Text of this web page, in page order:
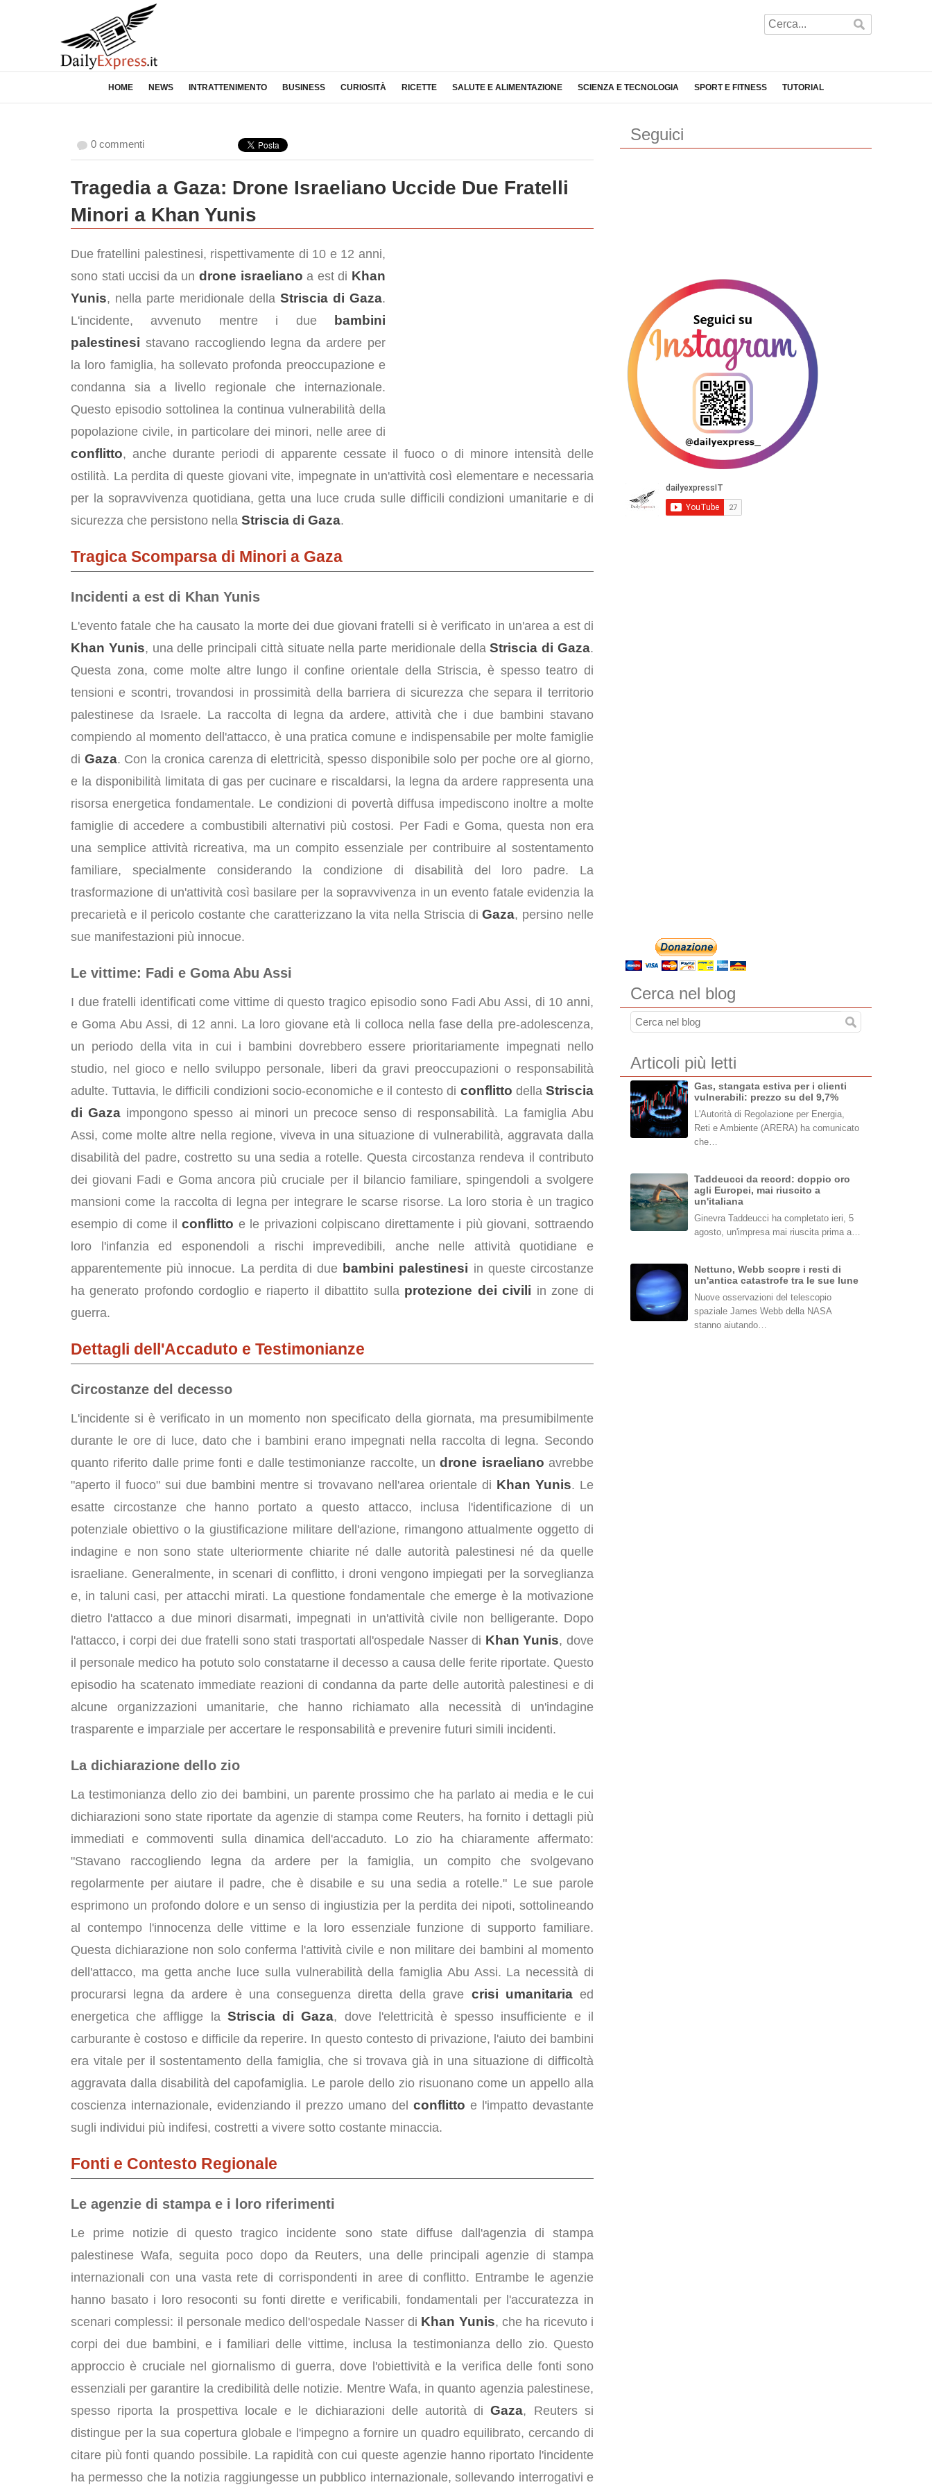
HOME NEWS INTRATTENIMENTO BUSINESS CURIOSITÀ RICETTE SALUTE E ALIMENTAZIONE SCIENZA E TECNOLOGIA SPORT E FITNESS TUTORIAL
0 commenti
Tragedia a Gaza: Drone Israeliano Uccide Due Fratelli
Minori a Khan Yunis
Due fratellini palestinesi, rispettivamente di 10 e 12 anni,
sono stati uccisi da un drone israeliano a est di Khan
Yunis, nella parte meridionale della Striscia di Gaza.
L'incidente, avvenuto mentre i due
bambini
palestinesi stavano raccogliendo legna da ardere per
la loro famiglia, ha sollevato profonda preoccupazione e
condanna sia a livello regionale che internazionale.
Questo episodio sottolinea la continua vulnerabilità della
popolazione civile, in particolare dei minori, nelle aree di
conflitto, anche durante periodi di apparente cessate il fuoco o di minore intensità delle
ostilità. La perdita di queste giovani vite, impegnate in un'attività così elementare e necessaria
per la sopravvivenza quotidiana, getta una luce cruda sulle difficili condizioni umanitarie e di
sicurezza che persistono nella Striscia di Gaza.
Tragica Scomparsa di Minori a Gaza
Incidenti a est di Khan Yunis
L'evento fatale che ha causato la morte dei due giovani fratelli si è verificato in un'area a est di
Khan Yunis, una delle principali città situate nella parte meridionale dellaStriscia di Gaza.
Questa zona, come molte altre lungo il confine orientale della Striscia, è spesso teatro di
tensioni e scontri, trovandosi in prossimità della barriera di sicurezza che separa il territorio
palestinese da Israele. La raccolta di legna da ardere, attività che i due bambini stavano
compiendo al momento dell'attacco, è una pratica comune e indispensabile per molte famiglie
di Gaza. Con la cronica carenza di elettricità, spesso disponibile solo per poche ore al giorno,
e la disponibilità limitata di gas per cucinare e riscaldarsi, la legna da ardere rappresenta una
risorsa energetica fondamentale. Le condizioni di povertà diffusa impediscono inoltre a molte
famiglie di accedere a combustibili alternativi più costosi. Per Fadi e Goma, questa non era
una semplice attività ricreativa, ma un compito essenziale per contribuire al sostentamento
familiare, specialmente considerando la condizione di disabilità del loro padre. La
trasformazione di un'attività così basilare per la sopravvivenza in un evento fatale evidenzia la
precarietà e il pericolo costante che caratterizzano la vita nella Striscia diGaza, persino nelle
sue manifestazioni più innocue.
Le vittime: Fadi e Goma Abu Assi
I due fratelli identificati come vittime di questo tragico episodio sono Fadi Abu Assi, di 10 anni,
e Goma Abu Assi, di 12 anni. La loro giovane età li colloca nella fase della pre-adolescenza,
un periodo della vita in cui i bambini dovrebbero essere prioritariamente impegnati nello
studio, nel gioco e nello sviluppo personale, liberi da gravi preoccupazioni o responsabilità
adulte. Tuttavia, le difficili condizioni socio-economiche e il contesto di conflitto della Striscia
di Gaza impongono spesso ai minori un precoce senso di responsabilità. La famiglia Abu
Assi, come molte altre nella regione, viveva in una situazione di vulnerabilità, aggravata dalla
disabilità del padre, costretto su una sedia a rotelle. Questa circostanza rendeva il contributo
dei giovani Fadi e Goma ancora più cruciale per il bilancio familiare, spingendoli a svolgere
mansioni come la raccolta di legna per integrare le scarse risorse. La loro storia è un tragico
esempio di come ilconflitto e le privazioni colpiscano direttamente i più giovani, sottraendo
loro l'infanzia ed esponendoli a rischi imprevedibili, anche nelle attività quotidiane e
apparentemente più innocue. La perdita di due bambini palestinesi in queste circostanze
ha generato profondo cordoglio e riaperto il dibattito sulla protezione dei civili in zone di
guerra.
Dettagli dell'Accaduto e Testimonianze
Circostanze del decesso
L'incidente si è verificato in un momento non specificato della giornata, ma presumibilmente
durante le ore di luce, dato che i bambini erano impegnati nella raccolta di legna. Secondo
quanto riferito dalle prime fonti e dalle testimonianze raccolte, undrone israeliano avrebbe
"aperto il fuoco" sui due bambini mentre si trovavano nell'area orientale di Khan Yunis. Le
esatte circostanze che hanno portato a questo attacco, inclusa l'identificazione di un
potenziale obiettivo o la giustificazione militare dell'azione, rimangono attualmente oggetto di
indagine e non sono state ulteriormente chiarite né dalle autorità palestinesi né da quelle
israeliane. Generalmente, in scenari di conflitto, i droni vengono impiegati per la sorveglianza
e, in taluni casi, per attacchi mirati. La questione fondamentale che emerge è la motivazione
dietro l'attacco a due minori disarmati, impegnati in un'attività civile non belligerante. Dopo
l'attacco, i corpi dei due fratelli sono stati trasportati all'ospedale Nasser di Khan Yunis, dove
il personale medico ha potuto solo constatarne il decesso a causa delle ferite riportate. Questo
episodio ha scatenato immediate reazioni di condanna da parte delle autorità palestinesi e di
alcune organizzazioni umanitarie, che hanno richiamato alla necessità di un'indagine
trasparente e imparziale per accertare le responsabilità e prevenire futuri simili incidenti.
La dichiarazione dello zio
La testimonianza dello zio dei bambini, un parente prossimo che ha parlato ai media e le cui
dichiarazioni sono state riportate da agenzie di stampa come Reuters, ha fornito i dettagli più
immediati e commoventi sulla dinamica dell'accaduto. Lo zio ha chiaramente affermato:
"Stavano raccogliendo legna da ardere per la famiglia, un compito che svolgevano
regolarmente per aiutare il padre, che è disabile e su una sedia a rotelle." Le sue parole
esprimono un profondo dolore e un senso di ingiustizia per la perdita dei nipoti, sottolineando
al contempo l'innocenza delle vittime e la loro essenziale funzione di supporto familiare.
Questa dichiarazione non solo conferma l'attività civile e non militare dei bambini al momento
dell'attacco, ma getta anche luce sulla vulnerabilità della famiglia Abu Assi. La necessità di
procurarsi legna da ardere è una conseguenza diretta della grave crisi umanitariaed
energetica che affligge la Striscia di Gaza, dove l'elettricità è spesso insufficiente e il
carburante è costoso e difficile da reperire. In questo contesto di privazione, l'aiuto dei bambini
era vitale per il sostentamento della famiglia, che si trovava già in una situazione di difficoltà
aggravata dalla disabilità del capofamiglia. Le parole dello zio risuonano come un appello alla
coscienza internazionale, evidenziando il prezzo umano del conflitto e l'impatto devastante
sugli individui più indifesi, costretti a vivere sotto costante minaccia.
Fonti e Contesto Regionale
Le agenzie di stampa e i loro riferimenti
Le prime notizie di questo tragico incidente sono state diffuse dall'agenzia di stampa
palestinese Wafa, seguita poco dopo da Reuters, una delle principali agenzie di stampa
internazionali con una vasta rete di corrispondenti in aree di conflitto. Entrambe le agenzie
hanno basato i loro resoconti su fonti dirette e verificabili, fondamentali per l'accuratezza in
scenari complessi: il personale medico dell'ospedale Nasser di Khan Yunis, che ha ricevuto i
corpi dei due bambini, e i familiari delle vittime, inclusa la testimonianza dello zio. Questo
approccio è cruciale nel giornalismo di guerra, dove l'obiettività e la verifica delle fonti sono
essenziali per garantire la credibilità delle notizie. Mentre Wafa, in quanto agenzia palestinese,
spesso riporta la prospettiva locale e le dichiarazioni delle autorità diGaza, Reuters si
distingue per la sua copertura globale e l'impegno a fornire un quadro equilibrato, cercando di
citare più fonti quando possibile. La rapidità con cui queste agenzie hanno riportato l'incidente
ha permesso che la notizia raggiungesse un pubblico internazionale, sollevando interrogativi e
Seguici
Cerca nel blog
Articoli più letti
Gas, stangata estiva per i clienti
vulnerabili: prezzo su del 9,7%
L'Autorità di Regolazione per Energia,
Reti e Ambiente (ARERA) ha comunicato
che…
Taddeucci da record: doppio oro
agli Europei, mai riuscito a
un'italiana
Ginevra Taddeucci ha completato ieri, 5
agosto, un'impresa mai riuscita prima a…
Nettuno, Webb scopre i resti di
un'antica catastrofe tra le sue lune
Nuove osservazioni del telescopio
spaziale James Webb della NASA
stanno aiutando…